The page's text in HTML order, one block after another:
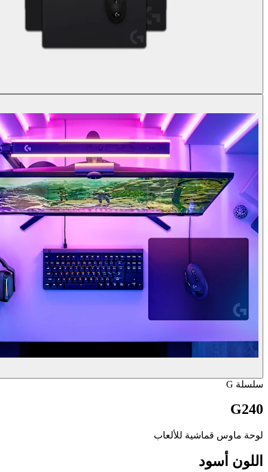
سلسلة G
G240
لوحة ماوس قماشية للألعاب
اللون أسود